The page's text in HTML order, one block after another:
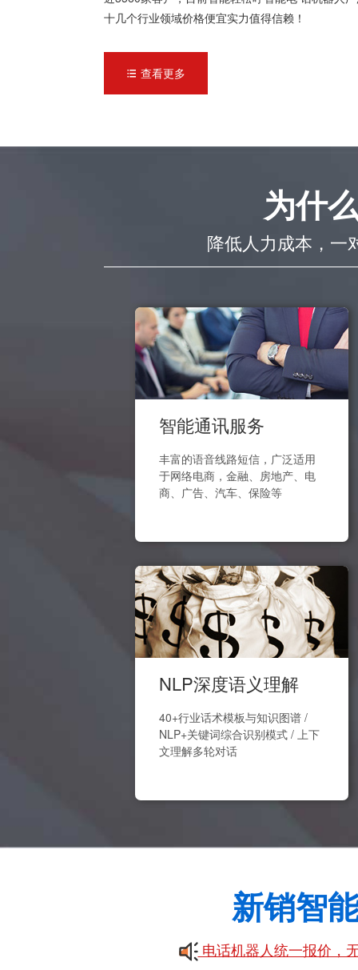
十几个行业领域价格便宜实力值得信赖！
 查看更多
为什
降低人力成本，一
智能通讯服务
丰富的语音线路短信，广泛适用
于网络电商，金融、房地产、电
商、广告、汽车、保险等
NLP深度语义理解
40+行业话术模板与知识图谱 /
NLP+关键词综合识别模式 / 上下
文理解多轮对话
新销智
电话机器人统一报价，